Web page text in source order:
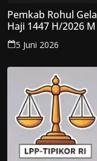
Pemkab Rohul
Haji 1447 H/2026 M
5 Juni 2026